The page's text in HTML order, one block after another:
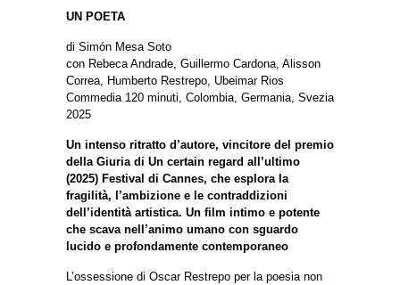
UN POETA
di Simón Mesa Soto
con Rebeca Andrade, Guillermo Cardona, Alisson
Correa, Humberto Restrepo, Ubeimar Rios
Commedia 120 minuti, Colombia, Germania, Svezia
2025
Un intenso ritratto d’autore, vincitore del premio
della Giuria di Un certain regard all’ultimo
(2025) Festival di Cannes, che esplora la
fragilità, l’ambizione e le contraddizioni
dell’identità artistica. Un film intimo e potente
che scava nell’animo umano con sguardo
lucido e profondamente contemporaneo
L’ossessione di Oscar Restrepo per la poesia non